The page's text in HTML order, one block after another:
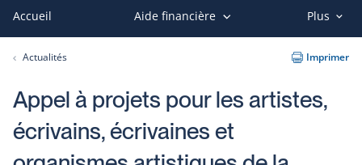
Accueil Aide financière Plus
Actualités Imprimer
Appel à projets pour les artistes,
écrivains, écrivaines et